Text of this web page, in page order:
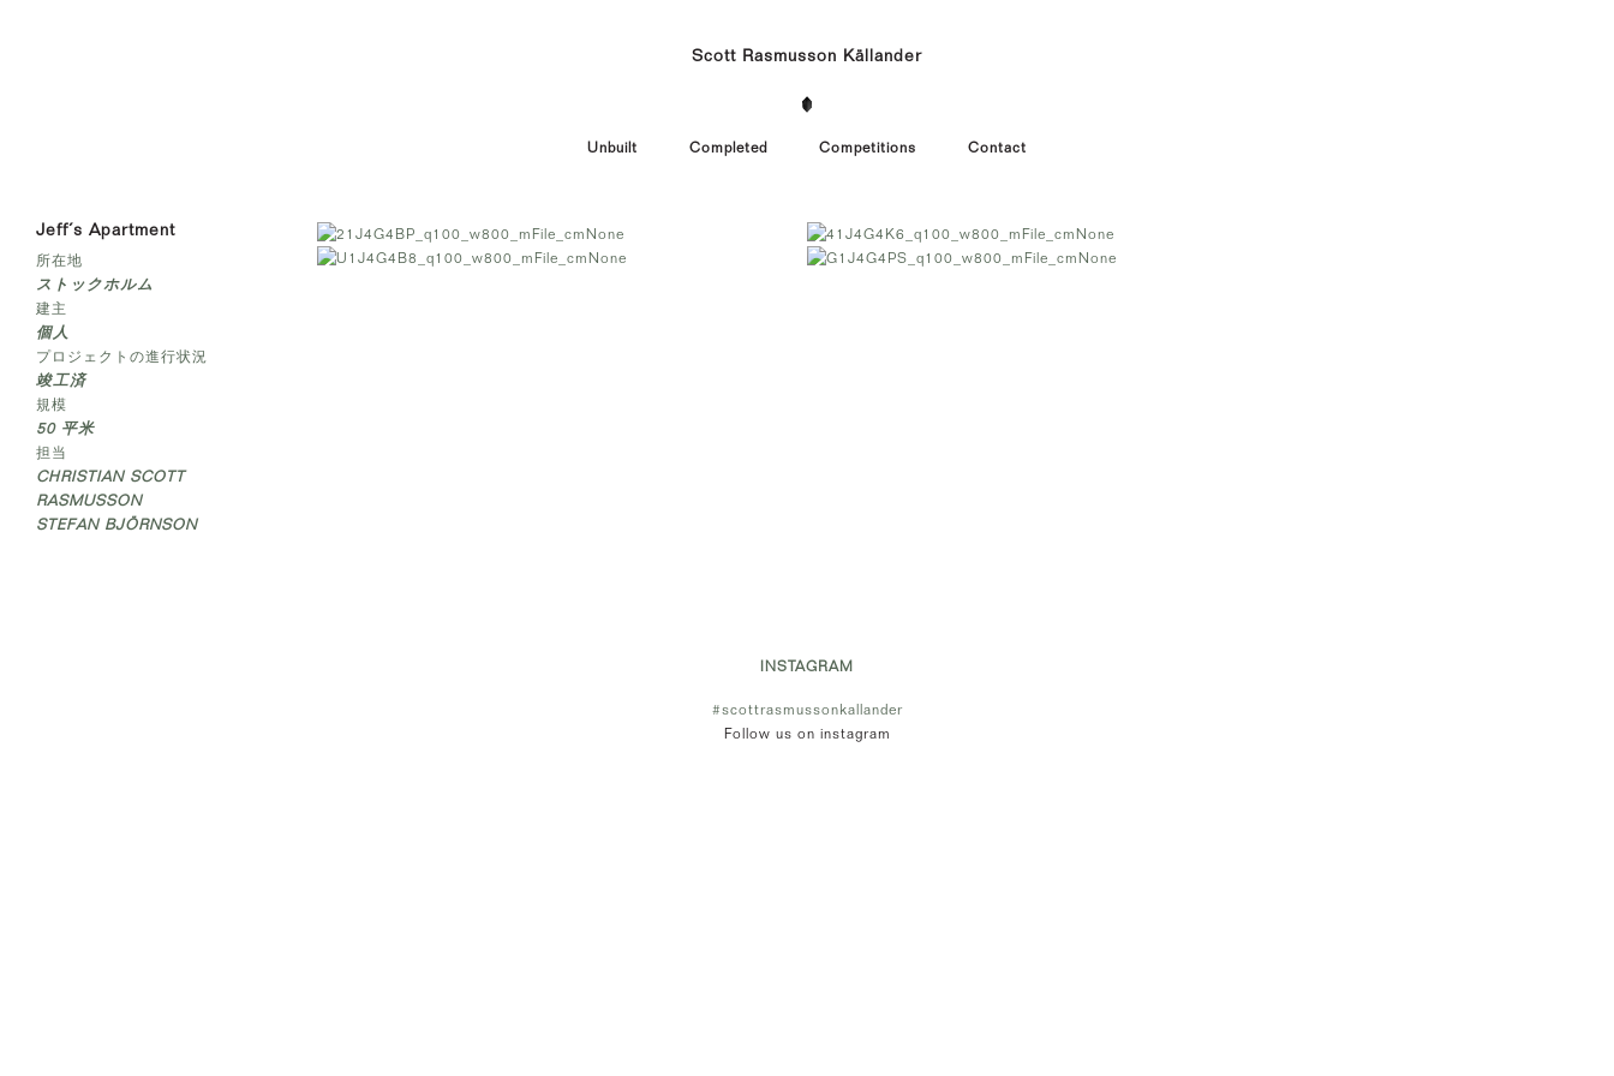
Scott Rasmusson Källander
Unbuilt Completed Competitions Contact
Jeff´s Apartment
所在地
ストックホルム
建主
個人
プロジェクトの進行状況
竣工済
規模
50 平米
担当
CHRISTIAN SCOTT
RASMUSSON
STEFAN BJÖRNSON
INSTAGRAM
#scottrasmussonkallander
Follow us on instagram